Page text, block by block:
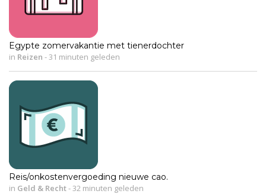
Egypte zomervakantie met tienerdochter
in Reizen - 31 minuten geleden
Reis/onkostenvergoeding nieuwe cao.
in Geld & Recht- 32 minuten geleden